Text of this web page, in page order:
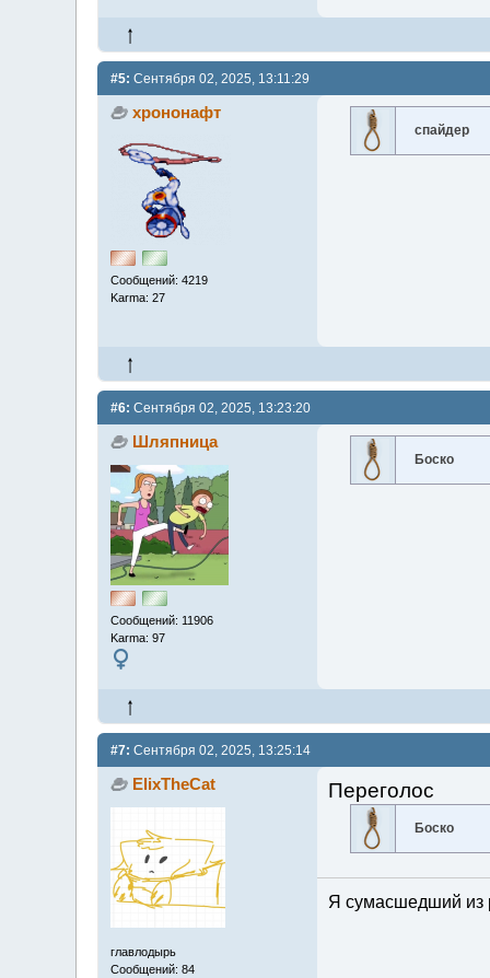
#5: Сентября 02, 2025, 13:11:29
хрононафт
Сообщений: 4219
Karma: 27
спайдер
#6: Сентября 02, 2025, 13:23:20
Шляпница
Сообщений: 11906
Karma: 97
Боско
#7: Сентября 02, 2025, 13:25:14
ElixTheCat
главлодырь
Сообщений: 84
Переголос
Боско
Я сумасшедший из